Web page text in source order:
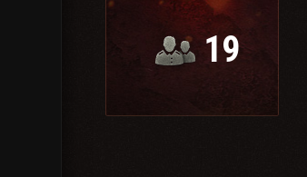
19